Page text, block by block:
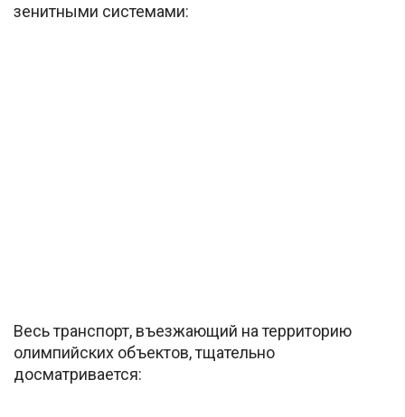
зенитными системами:
Весь транспорт, въезжающий на территорию
олимпийских объектов, тщательно
досматривается: